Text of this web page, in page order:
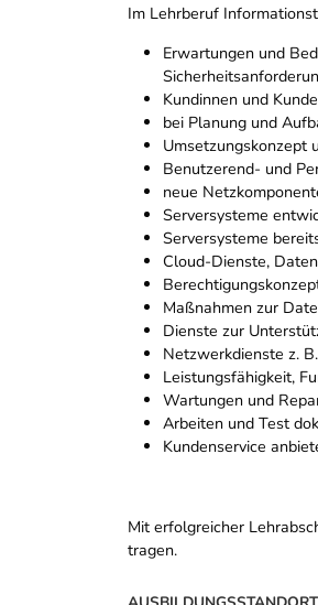
Im Lehrberuf
Erwartungen und
Kundinnen und
bei Planung und
Umsetzungskonzept
Benutzerend- und
neue
Serversysteme
Serversysteme
Cloud-Dienste,
Maßnahmen zur
Dienste zur
Netzwerkdienste z.
Leistungsfähigkeit,
Wartungen und
Arbeiten und Test
Kundenservice
Mit erfolgreicher
tragen.